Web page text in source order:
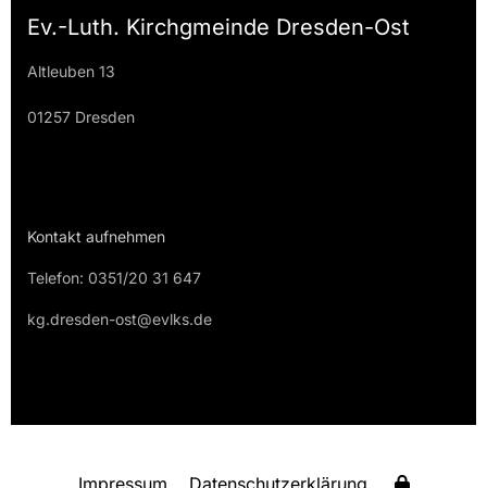
Ev.-Luth. Kirchgmeinde Dresden-Ost
Altleuben 13
01257 Dresden
Kontakt aufnehmen
Telefon: 0351/20 31 647
kg.dresden-ost@evlks.de
Impressum Datenschutzerklärung